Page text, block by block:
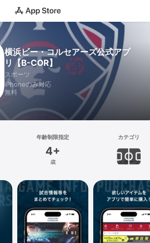
横浜ビー・コルセアーズ公式アプ
リ【B-COR】
スポーツ
iPhoneのみ対応
無料
年齢制限指定
4+
歳
カテゴリ
スポーツ